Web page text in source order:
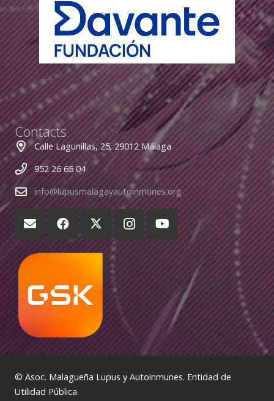
Contacts
Calle Lagunillas, 25; 29012 Málaga
952 26 65 04
info@lupusmalagayautoinmunes.org
© Asoc. Malagueña Lupus y Autoinmunes. Entidad de
Utilidad Pública.